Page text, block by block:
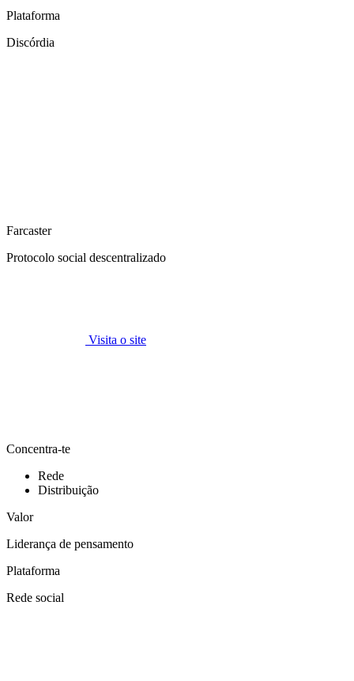
Plataforma
Discórdia
Farcaster
Protocolo social descentralizado
Visita o site
Concentra-te
Rede
Distribuição
Valor
Liderança de pensamento
Plataforma
Rede social